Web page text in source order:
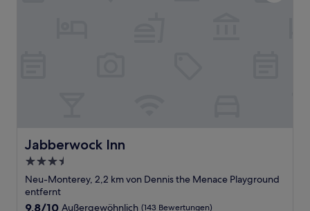
Jabberwock Inn
Jabberwock Inn
3.5-
Sterne-
Unterkunft
Neu-Monterey, 2,2 km von Dennis the Menace Playground
entfernt
9.8
9,8/10 Außergewöhnlich (143 Bewertungen)